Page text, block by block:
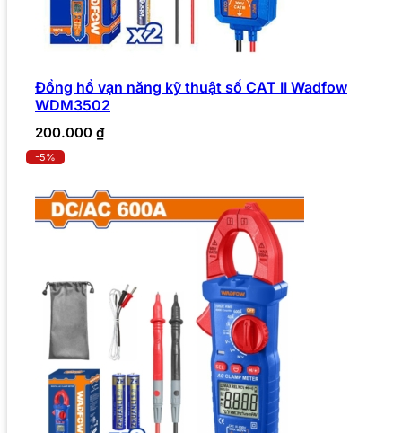
Đồng hồ vạn năng kỹ thuật số CAT II Wadfow
WDM3502
200.000 ₫
-5%